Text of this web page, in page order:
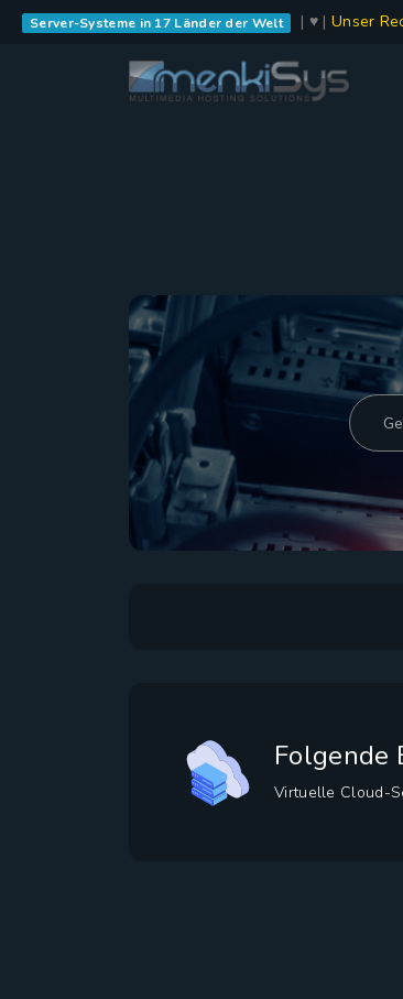
Server-Systeme in 17 Länder der Welt | ♥ | Unser
Folgende
Virtuelle Cloud-